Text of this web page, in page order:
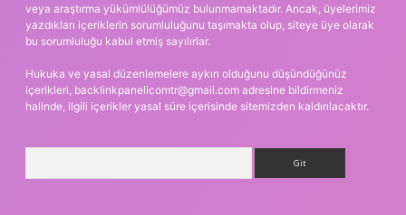
veya araştırma yükümlülüğümüz bulunmamaktadır. Ancak, üyelerimiz
yazdıkları içeriklerin sorumluluğunu taşımakta olup, siteye üye olarak
bu sorumluluğu kabul etmiş sayılırlar.
Hukuka ve yasal düzenlemelere aykırı olduğunu düşündüğünüz
içerikleri, backlinkpanelicomtr@gmail.com adresine bildirmeniz
halinde, ilgili içerikler yasal süre içerisinde sitemizden kaldırılacaktır.